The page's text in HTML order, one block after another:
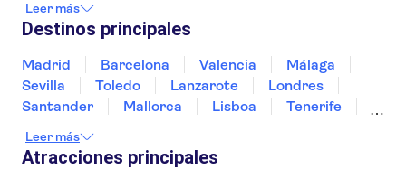
México
Noruega
Túnez
Turquía
Leer más
Destinos principales
Madrid Barcelona Valencia
Málaga
Sevilla
Toledo Lanzarote
Londres
Santander
Mallorca Lisboa
Tenerife
Bilbao
Menorca Granada
Vigo
Leer más
Atracciones principales